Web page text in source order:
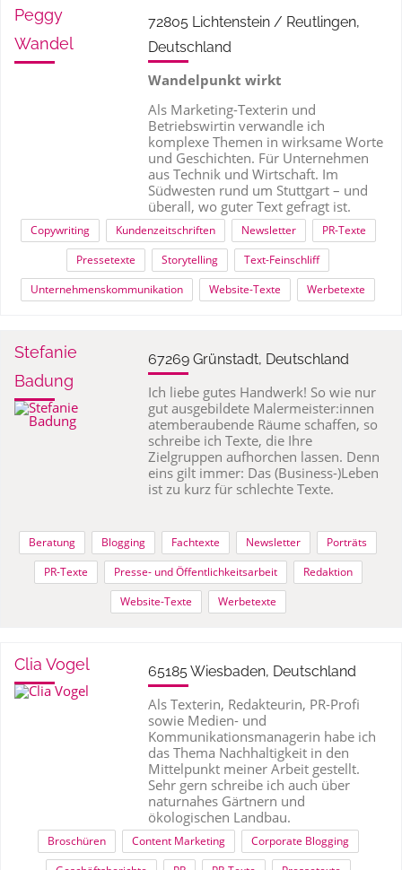
Peggy
Wandel
72805 Lichtenstein / Reutlingen,
Deutschland
Wandelpunkt wirkt
Als Marketing-Texterin und
Betriebswirtin verwandle ich
komplexe Themen in wirksame Worte
und Geschichten. Für Unternehmen
aus Technik und Wirtschaft. Im
Südwesten rund um Stuttgart – und
überall, wo guter Text gefragt ist.
Copywriting Kundenzeitschriften Newsletter
PR-Texte
Pressetexte
Storytelling
Text-Feinschliff
Unternehmenskommunikation
Website-Texte Werbetexte
Stefanie
Badung
67269 Grünstadt, Deutschland
Ich liebe gutes Handwerk! So wie nur
gut ausgebildete Malermeister:innen
atemberaubende Räume schaffen, so
schreibe ich Texte, die Ihre
Zielgruppen aufhorchen lassen. Denn
eins gilt immer: Das (Business-)Leben
ist zu kurz für schlechte Texte.
Beratung Blogging Fachtexte Newsletter
Porträts
PR-Texte
Presse- und Öffentlichkeitsarbeit
Redaktion
Website-Texte
Werbetexte
Clia Vogel 65185 Wiesbaden, Deutschland
Als Texterin, Redakteurin, PR-Profi
sowie Medien- und
Kommunikationsmanagerin habe ich
das Thema Nachhaltigkeit in den
Mittelpunkt meiner Arbeit gestellt.
Sehr gern schreibe ich auch über
naturnahes Gärtnern und
ökologischen Landbau.
Broschüren Content Marketing
Corporate Blogging